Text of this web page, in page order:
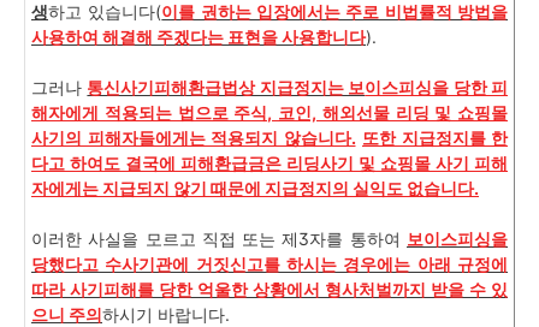
생하고 있습니다(이를 권하는 입장에서는 주로 비법률적 방법을
사용하여 해결해 주겠다는 표현을 사용합니다).
그러나 통신사기피해환급법상 지급정지는 보이스피싱을 당한 피
해자에게 적용되는 법으로 주식, 코인, 해외선물 리딩 및 쇼핑몰
사기의 피해자들에게는 적용되지 않습니다. 또한 지급정지를 한
다고 하여도 결국에 피해환급금은 리딩사기 및 쇼핑몰 사기 피해
자에게는 지급되지 않기 때문에 지급정지의 실익도 없습니다.
이러한 사실을 모르고 직접 또는 제3자를 통하여 보이스피싱을
당했다고 수사기관에 거짓신고를 하시는 경우에는 아래 규정에
따라 사기피해를 당한 억울한 상황에서 형사처벌까지 받을 수 있
으니 주의하시기 바랍니다.